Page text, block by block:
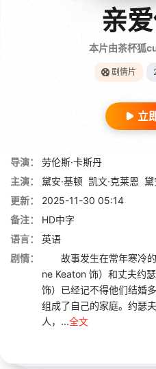
亲
本片由茶杯狐
剧情片
立
导演：
劳伦斯·卡斯丹
主演：
黛安·基顿 凯文·克莱恩 黛
更新：
2025-11-30 05:14
备注：
HD中字
语言：
英语
剧情：
故事发生在常年寒冷的
ne Keaton 饰）和丈夫约
饰）已经记不得他们结婚
组成了自己的家庭。约瑟
人，...全文